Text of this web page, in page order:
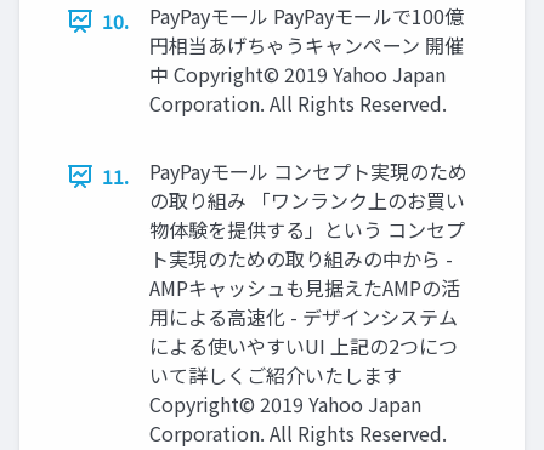
10.
PayPayモール PayPayモールで100億
円相当あげちゃうキャンペーン 開催
中 Copyright© 2019 Yahoo Japan
Corporation. All Rights Reserved.
11.
PayPayモール コンセプト実現のため
の取り組み 「ワンランク上のお買い
物体験を提供する」という コンセプ
ト実現のための取り組みの中から -
AMPキャッシュも見据えたAMPの活
用による高速化 - デザインシステム
による使いやすいUI 上記の2つにつ
いて詳しくご紹介いたします
Copyright© 2019 Yahoo Japan
Corporation. All Rights Reserved.